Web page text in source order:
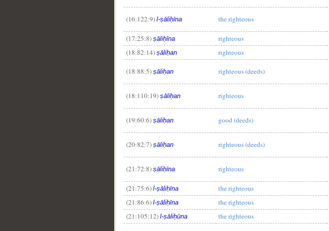
(16:122:9) l-ṣāliḥīna the righteous
(17:25:8) ṣāliḥīna righteous
(18:82:14) ṣāliḥan righteous
(18:88:5) ṣāliḥan righteous (deeds)
(18:110:19) ṣāliḥan righteous
(19:60:6) ṣāliḥan good (deeds)
(20:82:7) ṣāliḥan righteous (deeds)
(21:72:8) ṣāliḥīna righteous
(21:75:6) l-ṣāliḥīna the righteous
(21:86:6) l-ṣāliḥīna the righteous
(21:105:12) l-ṣāliḥūna the righteous